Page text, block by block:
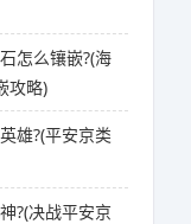
怎么镶嵌?(海
攻略)
雄?(平安京类
?(决战平安京